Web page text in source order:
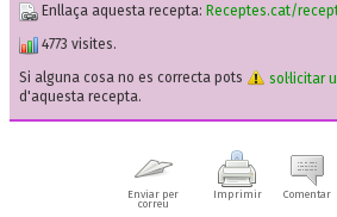
Enllaça aquesta recepta: Receptes.cat/
4773 visites.
Si alguna cosa no es correcta pots
sol·licitar
d'aquesta recepta.
Enviar per
correu
Imprimir Comentar